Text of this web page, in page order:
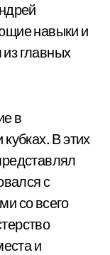
навыки и
главных
в
В этих
с
со всего
и